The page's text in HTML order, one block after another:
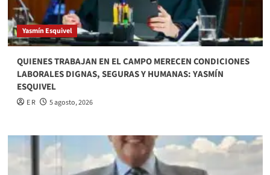
Yasmín Esquivel
QUIENES TRABAJAN EN EL CAMPO MERECEN CONDICIONES
LABORALES DIGNAS, SEGURAS Y HUMANAS: YASMÍN
ESQUIVEL
E R 5 agosto, 2026